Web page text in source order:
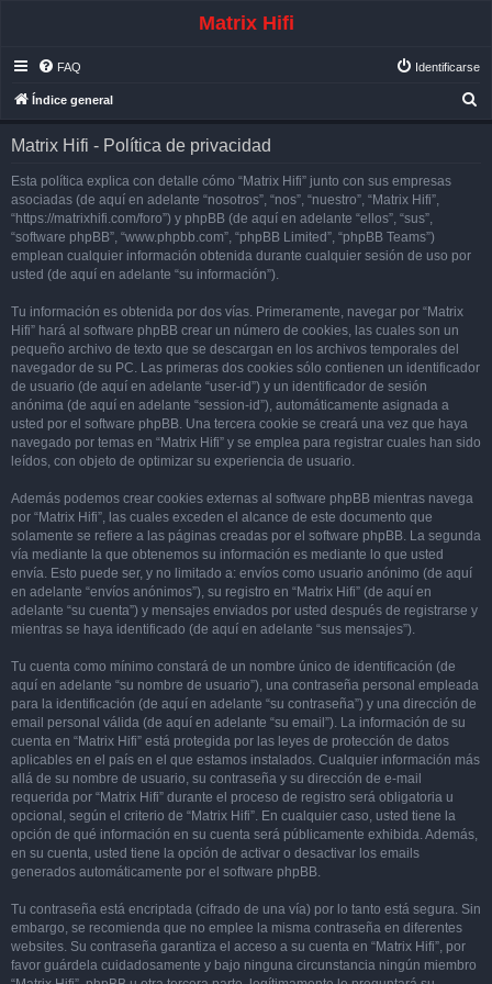
Matrix Hifi
FAQ Identificarse
Índice general
Matrix Hifi - Política de privacidad
Esta política explica con detalle cómo “Matrix Hifi” junto con sus empresas
asociadas (de aquí en adelante “nosotros”, “nos”, “nuestro”, “Matrix Hifi”,
“https://matrixhifi.com/foro”) y phpBB (de aquí en adelante “ellos”, “sus”,
“software phpBB”, “www.phpbb.com”, “phpBB Limited”, “phpBB Teams”)
emplean cualquier información obtenida durante cualquier sesión de uso por
usted (de aquí en adelante “su información”).
Tu información es obtenida por dos vías. Primeramente, navegar por “Matrix
Hifi” hará al software phpBB crear un número de cookies, las cuales son un
pequeño archivo de texto que se descargan en los archivos temporales del
navegador de su PC. Las primeras dos cookies sólo contienen un identificador
de usuario (de aquí en adelante “user-id”) y un identificador de sesión
anónima (de aquí en adelante “session-id”), automáticamente asignada a
usted por el software phpBB. Una tercera cookie se creará una vez que haya
navegado por temas en “Matrix Hifi” y se emplea para registrar cuales han sido
leídos, con objeto de optimizar su experiencia de usuario.
Además podemos crear cookies externas al software phpBB mientras navega
por “Matrix Hifi”, las cuales exceden el alcance de este documento que
solamente se refiere a las páginas creadas por el software phpBB. La segunda
vía mediante la que obtenemos su información es mediante lo que usted
envía. Esto puede ser, y no limitado a: envíos como usuario anónimo (de aquí
en adelante “envíos anónimos”), su registro en “Matrix Hifi” (de aquí en
adelante “su cuenta”) y mensajes enviados por usted después de registrarse y
mientras se haya identificado (de aquí en adelante “sus mensajes”).
Tu cuenta como mínimo constará de un nombre único de identificación (de
aquí en adelante “su nombre de usuario”), una contraseña personal empleada
para la identificación (de aquí en adelante “su contraseña”) y una dirección de
email personal válida (de aquí en adelante “su email”). La información de su
cuenta en “Matrix Hifi” está protegida por las leyes de protección de datos
aplicables en el país en el que estamos instalados. Cualquier información más
allá de su nombre de usuario, su contraseña y su dirección de e-mail
requerida por “Matrix Hifi” durante el proceso de registro será obligatoria u
opcional, según el criterio de “Matrix Hifi”. En cualquier caso, usted tiene la
opción de qué información en su cuenta será públicamente exhibida. Además,
en su cuenta, usted tiene la opción de activar o desactivar los emails
generados automáticamente por el software phpBB.
Tu contraseña está encriptada (cifrado de una vía) por lo tanto está segura. Sin
embargo, se recomienda que no emplee la misma contraseña en diferentes
websites. Su contraseña garantiza el acceso a su cuenta en “Matrix Hifi”, por
favor guárdela cuidadosamente y bajo ninguna circunstancia ningún miembro